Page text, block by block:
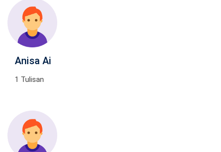
Anisa Ai
1 Tulisan